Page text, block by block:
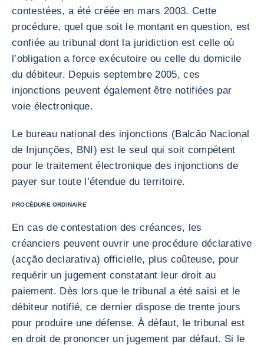
contestées, a été créée en mars 2003. Cette
procédure, quel que soit le montant en question, est
confiée au tribunal dont la juridiction est celle où
l’obligation a force exécutoire ou celle du domicile
du débiteur. Depuis septembre 2005, ces
injonctions peuvent également être notifiées par
voie électronique.
Le bureau national des injonctions (Balcão Nacional
de Injunções, BNI) est le seul qui soit compétent
pour le traitement électronique des injonctions de
payer sur toute l’étendue du territoire.
PROCÉDURE ORDINAIRE
En cas de contestation des créances, les
créanciers peuvent ouvrir une procédure déclarative
(acção declarativa) officielle, plus coûteuse, pour
requérir un jugement constatant leur droit au
paiement. Dès lors que le tribunal a été saisi et le
débiteur notifié, ce dernier dispose de trente jours
pour produire une défense. À défaut, le tribunal est
en droit de prononcer un jugement par défaut. Si le